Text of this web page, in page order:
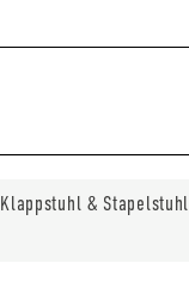
Klappstuhl & Stapelstuhl